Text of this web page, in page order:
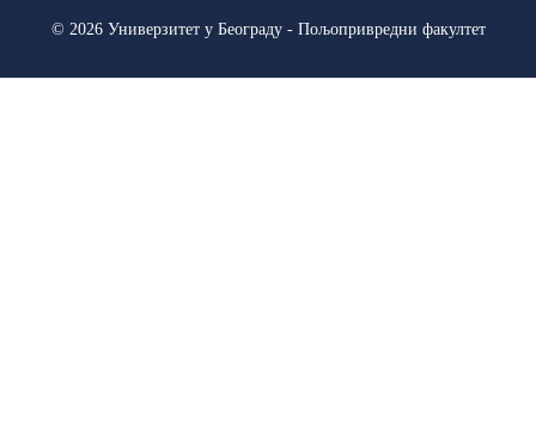
© 2026 Универзитет у Београду - Пољопривредни факултет